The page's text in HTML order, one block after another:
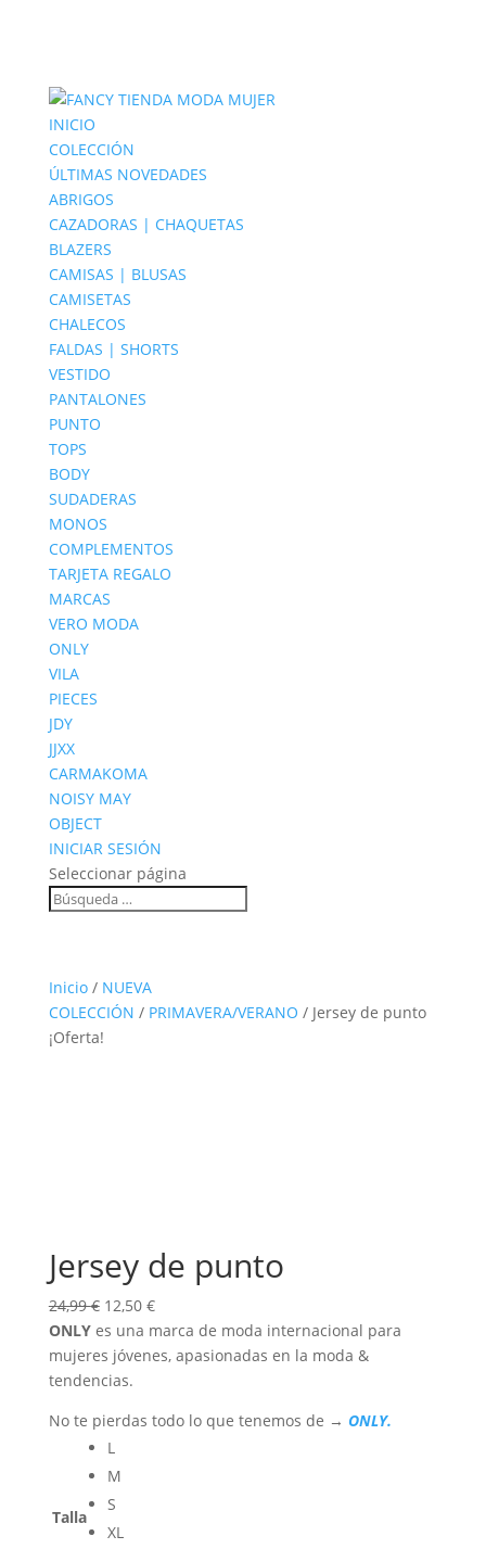
INICIO
COLECCIÓN
ÚLTIMAS NOVEDADES
ABRIGOS
CAZADORAS | CHAQUETAS
BLAZERS
CAMISAS | BLUSAS
CAMISETAS
CHALECOS
FALDAS | SHORTS
VESTIDO
PANTALONES
PUNTO
TOPS
BODY
SUDADERAS
MONOS
COMPLEMENTOS
TARJETA REGALO
MARCAS
VERO MODA
ONLY
VILA
PIECES
JDY
JJXX
CARMAKOMA
NOISY MAY
OBJECT
INICIAR SESIÓN
Seleccionar página
Inicio/ NUEVA
COLECCIÓN / PRIMAVERA/VERANO / Jersey de punto
¡Oferta!
Jersey de punto
24,99€ El
precio
original
era:
12,50 €El
precio
actual
ONLYes una marca de moda internacional para
mujeres jóvenes, apasionadas en la moda &
tendencias.
No te pierdas todo lo que tenemos de → ONLY.
Talla
L
M
S
XL